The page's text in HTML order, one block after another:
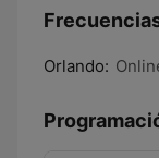
Orlando: